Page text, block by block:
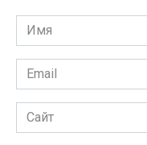
Имя
*
Email
*
Сайт